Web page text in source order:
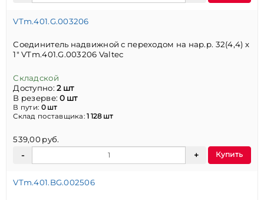
VTm.401.G.003206
Соединитель надвижной с переходом на нар.р. 32(4,4) х
1" VTm.401.G.003206 Valtec
Складской
Доступно:2 шт
В резерве:0 шт
В пути: 0 шт
Склад поставщика:1 128 шт
539,00 руб.
Купить
VTm.401.BG.002506